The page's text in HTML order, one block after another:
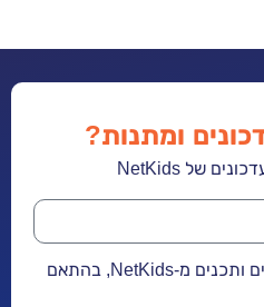
אני מאשר/ת קבלת עדכונים ותכנים מ-NetKids, בהתאם